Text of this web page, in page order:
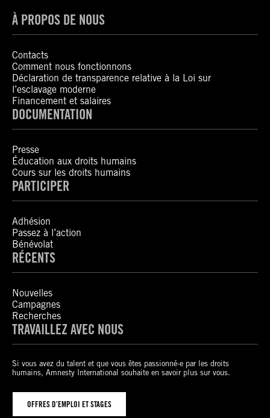
À PROPOS DE NOUS
Contacts
Comment nous fonctionnons
Déclaration de transparence relative à la Loi sur
l’esclavage moderne
Financement et salaires
DOCUMENTATION
Presse
Éducation aux droits humains
Cours sur les droits humains
PARTICIPER
Adhésion
Passez à l’action
Bénévolat
RÉCENTS
Nouvelles
Campagnes
Recherches
TRAVAILLEZ AVEC NOUS
Si vous avez du talent et que vous êtes passionné-e par les droits
humains, Amnesty International souhaite en savoir plus sur vous.
OFFRES D’EMPLOI ET STAGES